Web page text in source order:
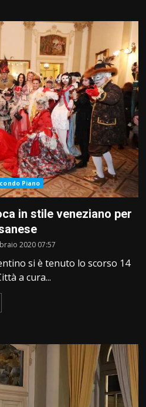
Piano
in stile veneziano per
2020 07:57
si è tenuto lo scorso 14
a cura...